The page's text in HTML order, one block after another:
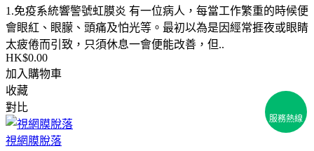
服務熱線
1.免疫系統響警號虹膜炎 有一位病人，每當工作繁重的時候便
會眼紅、眼朦、頭痛及怕光等。最初以為是因經常捱夜或眼睛
太疲倦而引致，只須休息一會便能改善，但..
HK$0.00
加入購物車
收藏
對比
視網膜脫落